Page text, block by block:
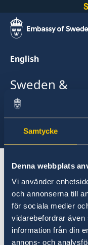
Samtycke
Denna webbplats
Vi använder
och annonserna till
för sociala medier
vidarebefordrar även
information från din
annons- och
English
Sweden &
Eritrea
Select
here
About
Eritrea
Going to
Visiting Sweden
Going to